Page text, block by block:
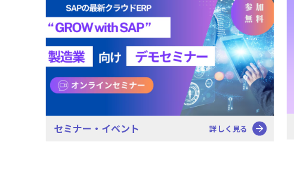
セミナー・イベント 詳しく見る